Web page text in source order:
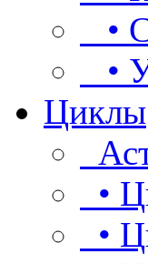
•
•
Циклы
•
•